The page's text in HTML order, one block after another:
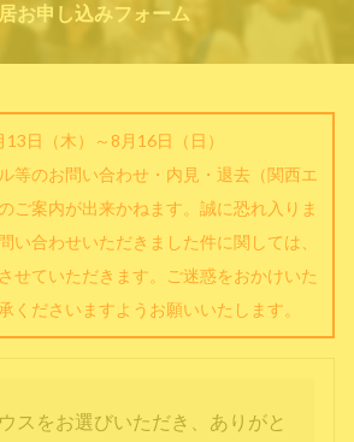
お申し込みフォーム
13日（木）～8月16日（日）
等のお問い合わせ・内見・退去（関西エ
ご案内が出来かねます。誠に恐れ入りま
い合わせいただきました件に関しては、
せていただきます。ご迷惑をおかけいた
くださいますようお願いいたします。
スをお選びいただき、ありがと